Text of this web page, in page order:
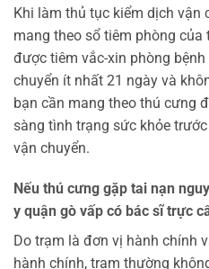
Khi làm thủ tục kiểm dịch vận
mang theo sổ tiêm phòng của
được tiêm vắc-xin phòng
chuyển ít nhất 21 ngày và
bạn cần mang theo thú cưng
sàng tình trạng sức khỏe
vận chuyển.
Nếu thú cưng gặp tai nạn
y quận gò vấp có bác sĩ trực
Do trạm là đơn vị hành chính
hành chính, trạm thường